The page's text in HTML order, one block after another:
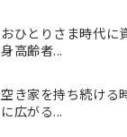
おひとりさま時代に
身高齢者...
空き家を持ち続ける
に広がる...